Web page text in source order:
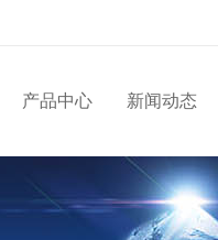
产品中心 新闻动态